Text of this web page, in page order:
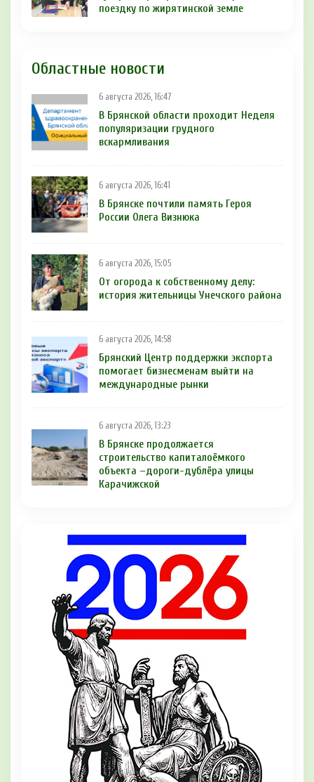
поездку по жирятинской земле
Областные новости
6 августа 2026, 16:47
В Брянской области проходит Неделя
популяризации грудного
вскармливания
6 августа 2026, 16:41
В Брянске почтили память Героя
России Олега Визнюка
6 августа 2026, 15:05
От огорода к собственному делу:
история жительницы Унечского района
6 августа 2026, 14:58
Брянский Центр поддержки экспорта
помогает бизнесменам выйти на
международные рынки
6 августа 2026, 13:23
В Брянске продолжается
строительство капиталоёмкого
объекта –дороги-дублёра улицы
Карачижской